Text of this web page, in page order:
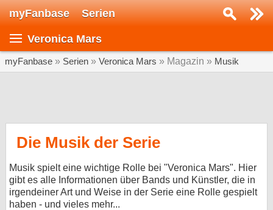
myFanbase Serien
Veronica Mars
myFanbase » Serien » Veronica Mars » Magazin » Musik
Die Musik der Serie
Musik spielt eine wichtige Rolle bei "Veronica Mars". Hier
gibt es alle Informationen über Bands und Künstler, die in
irgendeiner Art und Weise in der Serie eine Rolle gespielt
haben - und vieles mehr...
Serie suchen...
SERIEN
KULTUR
Specials